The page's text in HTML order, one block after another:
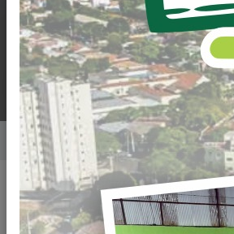
IDOSO.
Home Notícias
Publicado em: 09/04/2025 08:00